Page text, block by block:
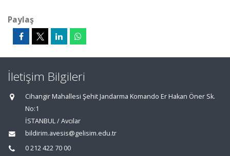
Paylaş
İletişim Bilgileri
Cihangir Mahallesi Şehit Jandarma Komando Er Hakan Öner Sk.
No:1
İSTANBUL / Avcılar
bildirim.avesis@gelisim.edu.tr
0 212 422 70 00